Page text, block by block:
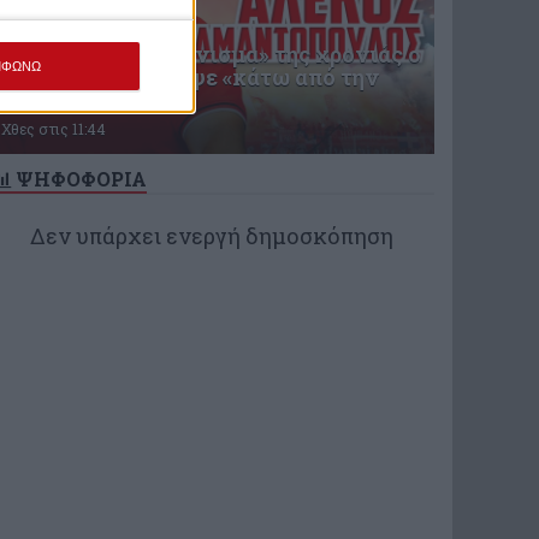
Στο πρώτο «διαγώνισμα» της χρονιάς ο
Ολυμπιακός έγραψε «κάτω από την
βάση»
Χθες στις 11:44
ΨΗΦΟΦΟΡΙΑ
Δεν υπάρχει ενεργή δημοσκόπηση